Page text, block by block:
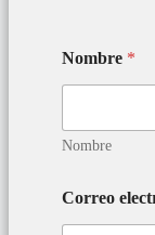
Nombre *
Nombre
Correo